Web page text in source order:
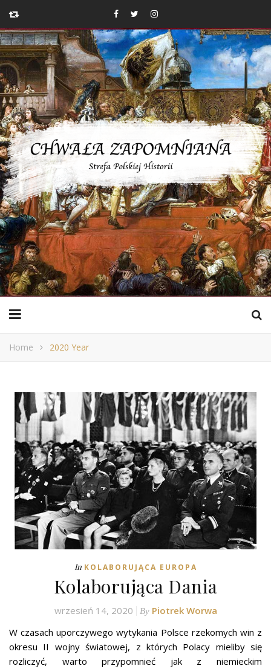
Home 2020 Year
In KOLABORUJĄCA EUROPA
Kolaborująca Dania
wrzesień 14, 2020 By Piotrek Worwa
W czasach uporczywego wytykania Polsce rzekomych win z
okresu II wojny światowej, z których Polacy mieliby się
rozliczyć, warto przypomnieć jak z niemieckim